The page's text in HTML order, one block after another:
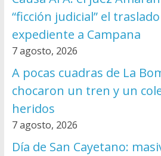
“ficción judicial” el
expediente a Campana
7 agosto, 2026
A pocas cuadras de La
chocaron un tren y un
heridos
7 agosto, 2026
Día de San Cayetano: